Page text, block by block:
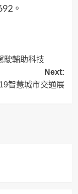
。
駛輔助科技
Next:
智慧城市交通展